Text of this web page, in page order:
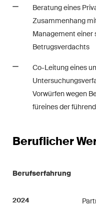
Beratung eines
Zusammenhang
Management einer
Betrugsverdachts
Co-Leitung eines
Vorwürfen wegen
füreines der
Beruflicher
Berufserfahrung
2024
Ein
einer
Perspektive auf
Änderungen,
Entwicklungen
Schweiz.
uns akzeptiert*